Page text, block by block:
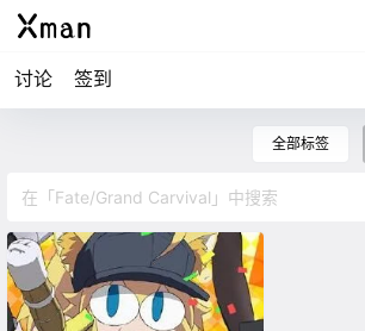
讨论 签到
全部标签